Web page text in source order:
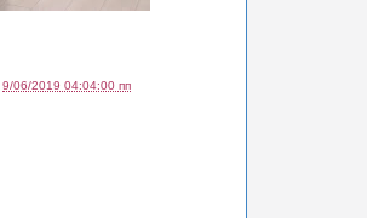
9/06/2019 04:04:00 пп